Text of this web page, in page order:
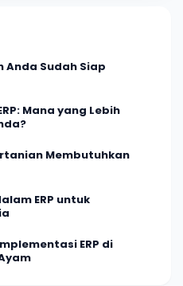
Anda Sudah Siap
Mana yang Lebih
Membutuhkan
ERP untuk
ERP di